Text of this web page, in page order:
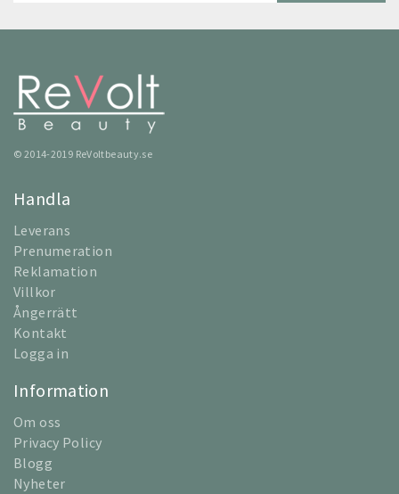
© 2014-2019 ReVoltbeauty.se
Handla
Leverans
Prenumeration
Reklamation
Villkor
Ångerrätt
Kontakt
Logga in
Information
Om oss
Privacy Policy
Blogg
Nyheter